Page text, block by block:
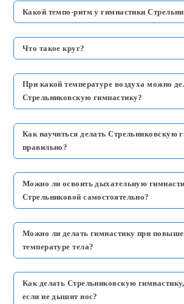
Какой темпо-ритм у гимнастики
Что такое круг?
При какой температуре воздуха можно
Стрельниковскую гимнастику?
Как научиться делать Стрельниковскую
правильно?
Можно ли освоить дыхательную
Стрельниковой самостоятельно?
Можно ли делать гимнастику при
температуре тела?
Как делать Стрельниковскую гимнастику,
если не дышит нос?